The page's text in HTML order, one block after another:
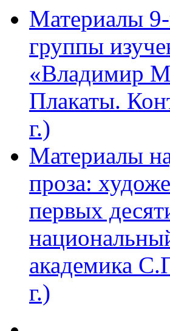
Материалы
группы
«Владимир
Плакаты.
г.)
Материалы
проза:
первых
академика
г.)